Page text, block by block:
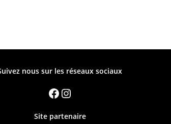
nous sur les réseaux sociaux
Site partenaire